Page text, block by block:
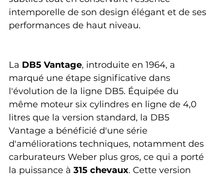
intemporelle de son design élégant et de ses
performances de haut niveau.
La DB5 Vantage, introduite en 1964, a
marqué une étape significative dans
l'évolution de la ligne DB5. Équipée du
même moteur six cylindres en ligne de 4,0
litres que la version standard, la DB5
Vantage a bénéficié d'une série
d'améliorations techniques, notamment des
carburateurs Weber plus gros, ce qui a porté
la puissance à 315 chevaux. Cette version